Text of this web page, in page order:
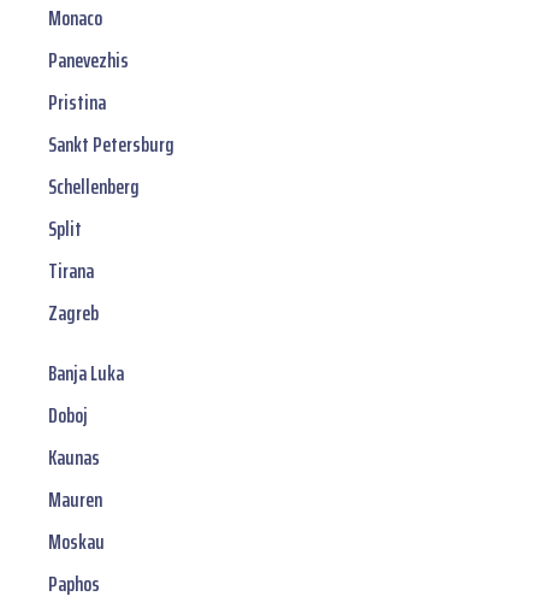
Monaco
Panevezhis
Pristina
Sankt Petersburg
Schellenberg
Split
Tirana
Zagreb
Banja Luka
Doboj
Kaunas
Mauren
Moskau
Paphos